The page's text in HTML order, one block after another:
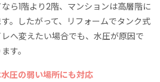
ら1階より2階、マンションは高層階に
。したがって、リフォームでタンク式
へ変えたい場合でも、水圧が原因で
す。
圧の弱い場所にも対応